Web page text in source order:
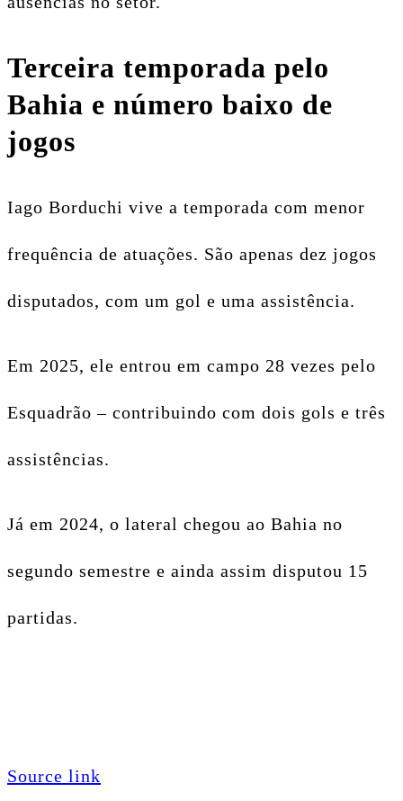
Terceira temporada pelo
Bahia e número baixo de
jogos
Iago Borduchi vive a temporada com menor
frequência de atuações. São apenas dez jogos
disputados, com um gol e uma assistência.
Em 2025, ele entrou em campo 28 vezes pelo
Esquadrão – contribuindo com dois gols e três
assistências.
Já em 2024, o lateral chegou ao Bahia no
segundo semestre e ainda assim disputou 15
partidas.
Source link